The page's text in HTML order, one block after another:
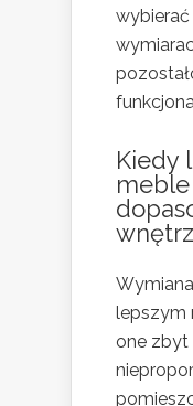
Kiedy
lepszym
one zbyt